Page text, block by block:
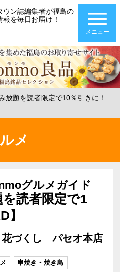
ウン誌編集者が福島の
報を毎日お届け！
メニュー
放題を読者限定で10％引きに！
メ
グルメガイド
読者限定で1
】
花づくし パセオ本店
串焼き・焼き鳥